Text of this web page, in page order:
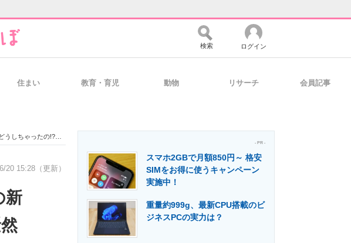
経営リーダーのコミュニティ マーケ×ITの今がよく分かる
製造業のIT導入・活用を支援
検索 ログイン
住まい 教育・育児 動物 リサーチ 会員記事
しちゃったの!?」
20 15:28（更新）
新
然
- PR -
スマホ2GBで月額850円～ 格安
SIMをお得に使うキャンペーン
実施中！
重量約999g、最新CPU搭載のビ
ジネスPCの実力は？